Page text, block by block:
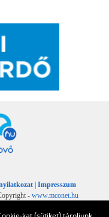
Impresszum
- www.mconet.hu